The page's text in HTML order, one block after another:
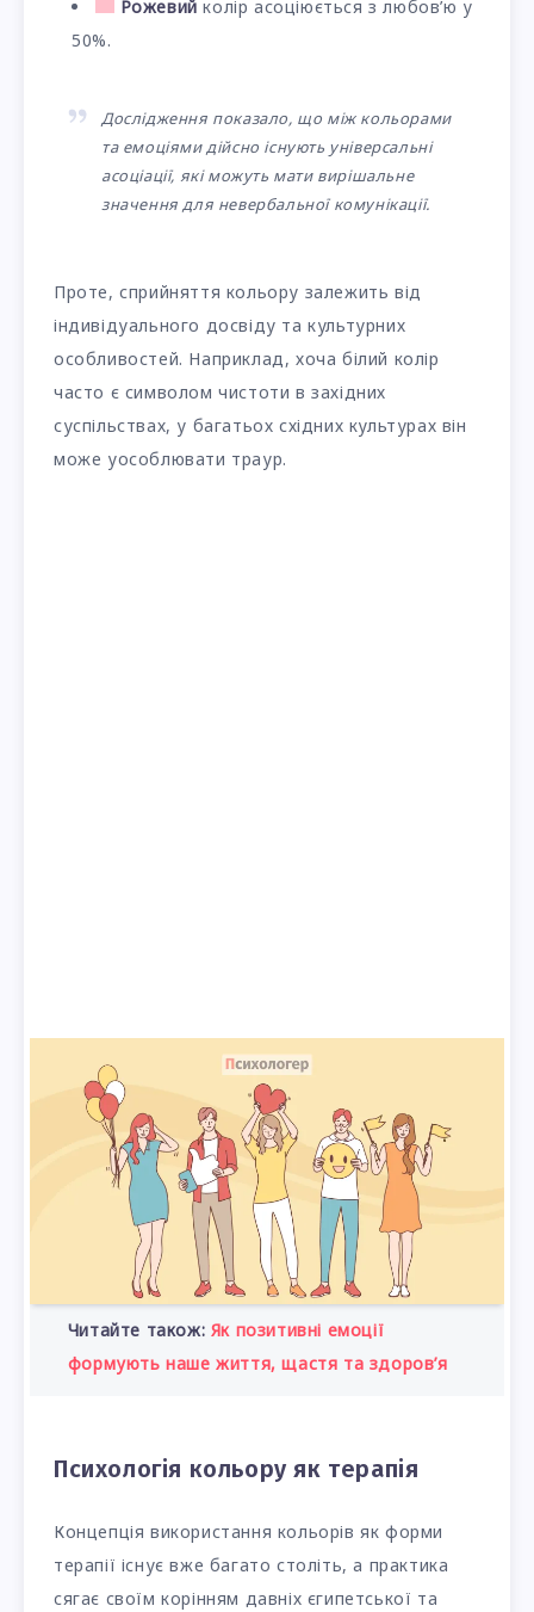
Рожевий колір асоціюється з любов’ю у
50%.
Дослідження показало, що між кольорами
та емоціями дійсно існують універсальні
асоціації, які можуть мати вирішальне
значення для невербальної комунікації.
Проте, сприйняття кольору залежить від
індивідуального досвіду та культурних
особливостей. Наприклад, хоча білий колір
часто є символом чистоти в західних
суспільствах, у багатьох східних культурах він
може уособлювати траур.
Читайте також: Як позитивні емоції
формують наше життя, щастя та здоров’я
Психологія кольору як терапія
Концепція використання кольорів як форми
терапії існує вже багато століть, а практика
сягає своїм корінням давніх єгипетської та